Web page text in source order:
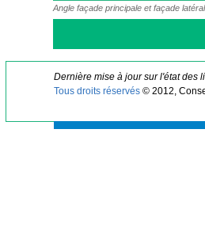
Angle façade principale et façade
Dernière mise à jour sur l'état des
Tous droits réservés © 2012,